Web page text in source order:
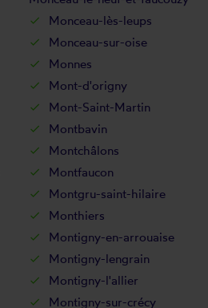
Monceau-lès-leups
Monceau-sur-oise
Monnes
Mont-d'origny
Mont-Saint-Martin
Montbavin
Montchâlons
Montfaucon
Montgru-saint-hilaire
Monthiers
Montigny-en-arrouaise
Montigny-lengrain
Montigny-l'allier
Montigny-sur-crécy